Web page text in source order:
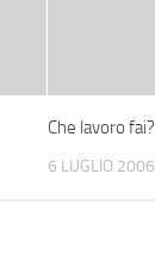
Che lavoro fai?
6 LUGLIO 2006